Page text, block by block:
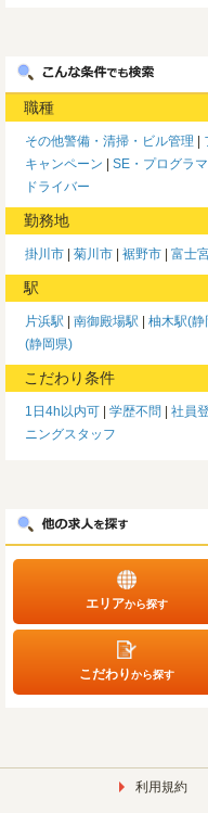
職種
その他警備・清掃・ビル管理
キャンペーン
SE・プログラマ
ドライバー
勤務地
掛川市 菊川市 裾野市 富士
駅
片浜駅 南御殿場駅 柚木駅(
(静岡県)
こだわり条件
1日4h以内可 学歴不問 社員
ニングスタッフ
エリアから探す
こだわりから探す
利用規約